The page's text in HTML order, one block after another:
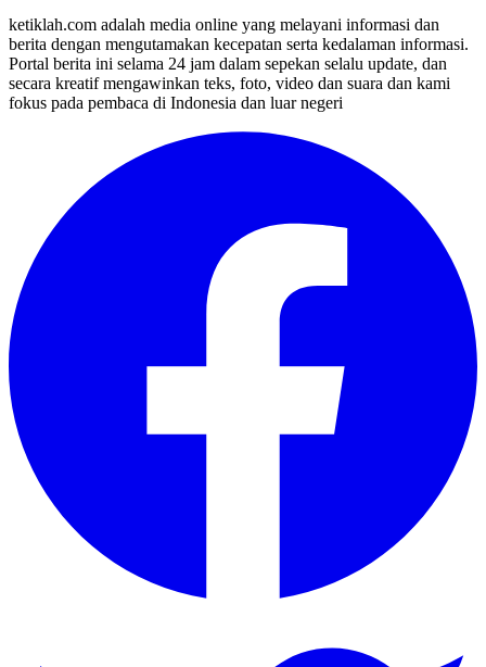
ketiklah.com adalah media online yang melayani informasi dan
berita dengan mengutamakan kecepatan serta kedalaman informasi.
Portal berita ini selama 24 jam dalam sepekan selalu update, dan
secara kreatif mengawinkan teks, foto, video dan suara dan kami
fokus pada pembaca di Indonesia dan luar negeri